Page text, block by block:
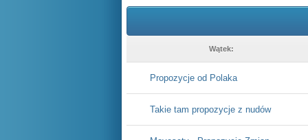
Wątek:
Propozycje od Polaka
Takie tam propozycje z nudów